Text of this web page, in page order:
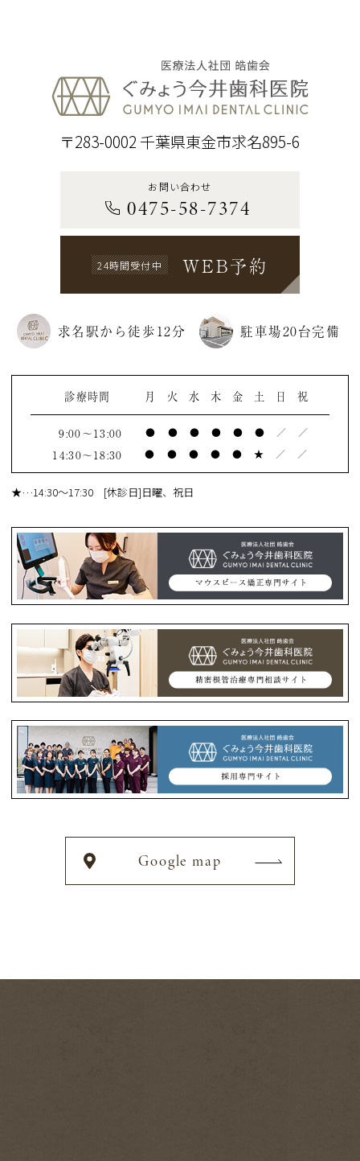
〒283-0002 千葉県東金市求名895-6
お問い合わせ
0475-58-7374
24時間受付中 WEB予約
求名駅から徒歩12分 駐車場20台完備
診療時間 月 火 水 木 金 土 日 祝
9:00～13:00 ● ● ● ● ● ● ／ ／
14:30～18:30 ● ● ● ● ● ★ ／ ／
★…14:30～17:30 [休診日]日曜、祝日
Google map